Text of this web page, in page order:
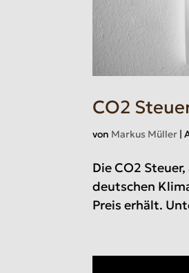
CO2
von Markus Müller |
Die CO2
deutschen
Preis erhält.